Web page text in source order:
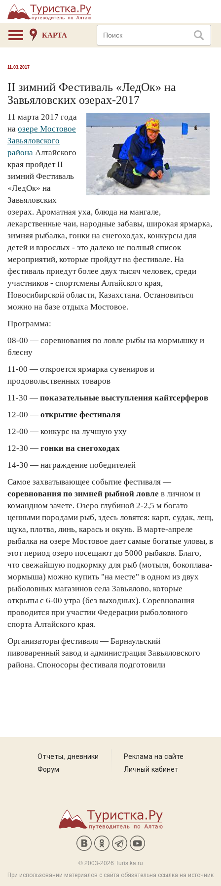
КАРТА
11.03.2017
II зимний Фестиваль «ЛедОк» на
Завьяловских озерах-2017
11 марта 2017 года
на озере Мостовое
Завьяловского
района Алтайского
края пройдет II
зимний Фестиваль
«ЛедОк» на
Завьяловских
озерах. Ароматная уха, блюда на мангале,
лекарственные чаи, народные забавы, широкая ярмарка,
зимняя рыбалка, гонки на снегоходах, конкурсы для
детей и взрослых - это далеко не полный список
мероприятий, которые пройдут на фестивале. На
фестиваль приедут более двух тысяч человек, среди
участников - спортсмены Алтайского края,
Новосибирской области, Казахстана. Остановиться
можно на базе отдыха Мостовое.
Программа:
08-00 — соревнования по ловле рыбы на мормышку и
блесну
11-00 — откроется ярмарка сувениров и
продовольственных товаров
11-30 — показательные выступления кайтсерферов
12-00 — открытие фестиваля
12-00 — конкурс на лучшую уху
12-30 — гонки на снегоходах
14-30 — награждение победителей
Самое захватывающее событие фестиваля —
соревнования по зимней рыбной ловле в личном и
командном зачете. Озеро глубиной 2-2,5 м богато
ценными породами рыб, здесь ловятся: карп, судак, лещ,
щука, плотва, линь, карась и окунь. В марте-апреле
рыбалка на озере Мостовое дает самые богатые уловы, в
этот период озеро посещают до 5000 рыбаков. Благо,
что свежайшую подкормку для рыб (мотыля, бокоплава-
мормыша) можно купить "на месте" в одном из двух
рыболовных магазинов села Завьялово, которые
открыты с 6-00 утра (без выходных). Соревнования
проводится при участии Федерации рыболовного
спорта Алтайского края.
Организаторы фестиваля — Барнаульский
пивоваренный завод и администрация Завьяловского
района. Споносоры фестиваля подготовили
Отчеты, дневники
Форум
Реклама на сайте
Личный кабинет
© 2003-2026 Turistka.ru
При использовании материалов с сайта обязательна ссылка на источник